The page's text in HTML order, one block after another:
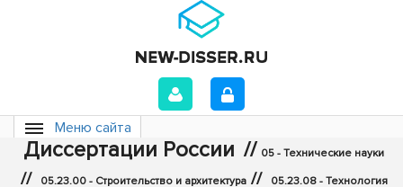
Меню сайта
Диссертации России // 05 - Технические науки
// 05.23.00 - Строительство и архитектура // 05.23.08 - Технология